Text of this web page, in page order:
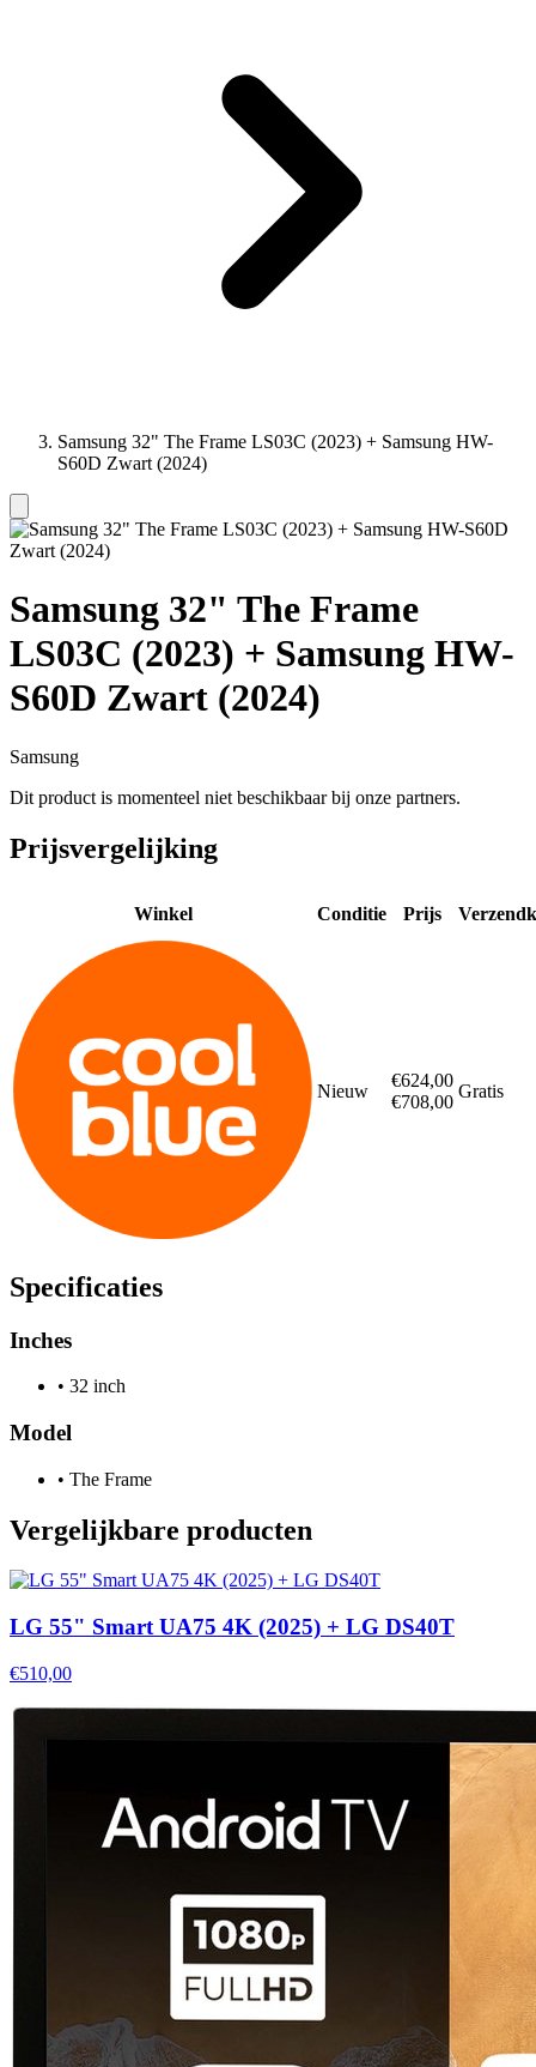
Samsung 32" The Frame LS03C (2023) + Samsung HW-
S60D Zwart (2024)
Samsung 32" The Frame
LS03C (2023) + Samsung HW-
S60D Zwart (2024)
Samsung
Dit product is momenteel niet beschikbaar bij onze partners.
Prijsvergelijking
Winkel Conditie Prijs
Nieuw
€624,00
€708,00
Gratis
Specificaties
Inches
• 32 inch
Model
• The Frame
Vergelijkbare producten
LG 55" Smart UA75 4K (2025) + LG DS40T
€510,00